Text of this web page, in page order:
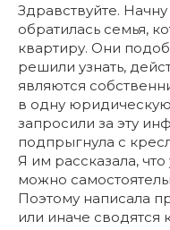
Здравствуйте.
обратилась семья,
квартиру. Они
решили узнать,
являются
в одну
запросили за эту
подпрыгнула с
Я им рассказала,
можно
Поэтому написала
или иначе сводятся